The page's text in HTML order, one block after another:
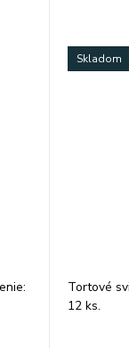
Skladom
Tortové
12 ks.